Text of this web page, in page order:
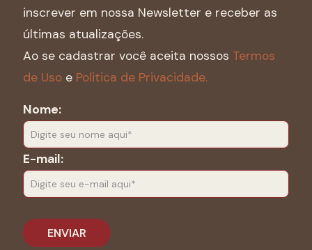
inscrever em nossa Newsletter e receber as
últimas atualizações.
Ao se cadastrar você aceita nossos Termos
de Uso e Politica de Privacidade.
Nome:
E-mail: